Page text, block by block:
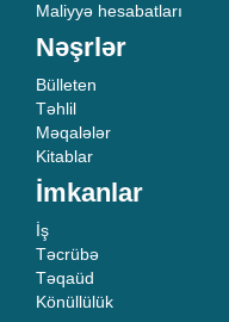
Maliyyə hesabatları
Nəşrlər
Bülleten
Təhlil
Məqalələr
Kitablar
İmkanlar
İş
Təcrübə
Təqaüd
Könüllülük